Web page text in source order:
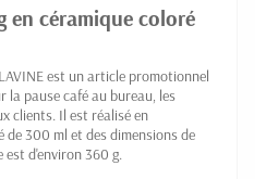
en céramique coloré
est un article promotionnel
la pause café au bureau, les
clients. Il est réalisé en
de 300 ml et des dimensions de
d'environ 360 g.